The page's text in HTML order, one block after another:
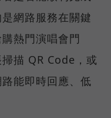
網路服務在關鍵
熱門演唱會門
描 QR Code，或
能即時回應、低